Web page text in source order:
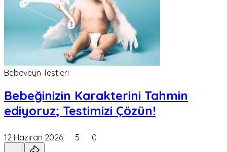
Bebeveyn Testleri
Bebeğinizin Karakterini Tahmin
ediyoruz; Testimizi Çözün!
12 Haziran 2026 5 0